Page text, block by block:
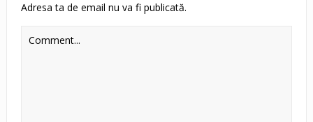
Adresa ta de email nu va fi publicată.